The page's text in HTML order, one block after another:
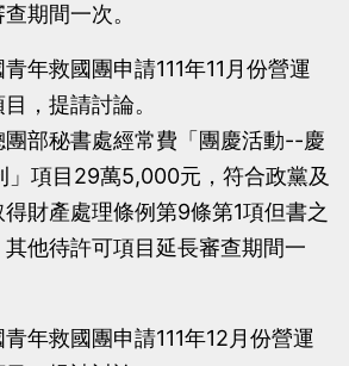
期間一次。
年救國團申請111年11月份營運
，提請討論。
部秘書處經常費「團慶活動--慶
」項目29萬5,000元，符合政黨及
財產處理條例第9條第1項但書之
他待許可項目延長審查期間一
年救國團申請111年12月份營運